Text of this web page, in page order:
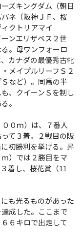
ズキングダム（朝日
ネ（阪神ＪＦ、桜
クトリアマイ
ンエリザベス２世
。母ワンフォーロ
カナダの最優秀古牝
メイプルリーフＳ２
など）。同馬の半
、クイーンＳを制し
。
０ｍ）は、７番人
て３着。２戦目の阪
初勝利を挙げる。昇
）では２勝目をマ
着し、桜花賞（11
も光るものがあった
成した。ここまで
６キロで出走して